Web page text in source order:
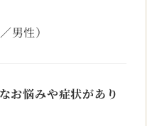
男性）
お悩みや症状があり